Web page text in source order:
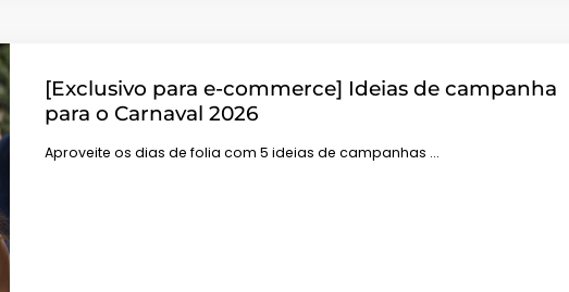
[Exclusivo para e-commerce] Ideias de campanha
para o Carnaval 2026
Aproveite os dias de folia com 5 ideias de campanhas …